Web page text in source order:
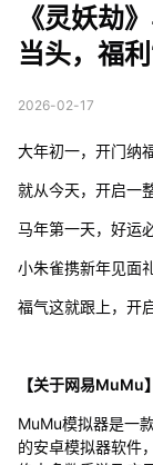
《灵妖劫
当头，福利
2026-02-17
大年初一，开门纳福
就从今天，开启一
马年第一天，好
小朱雀携新年见面
福气这就跟上，开
【关于网易MuMu】
MuMu模拟器是一
的安卓模拟器软件